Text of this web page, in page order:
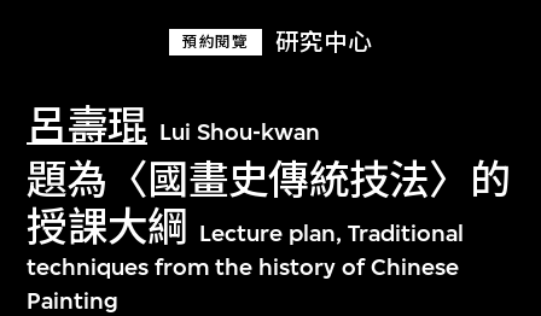
預約閱覽 研究中心
呂壽琨 Lui Shou-kwan
題為〈國畫史傳統技法〉的
授課大綱
Lecture plan, Traditional
techniques from the history of Chinese
Painting
探索世界頂級的二十及二十一世紀視覺